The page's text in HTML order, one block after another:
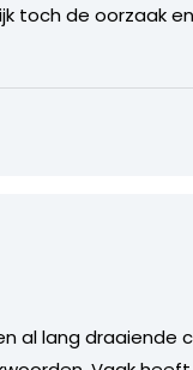
toch de oorzaak
al lang